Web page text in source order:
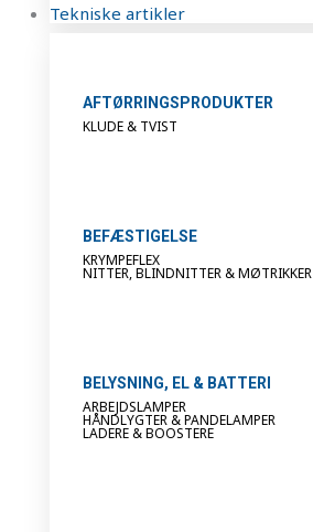
Tekniske artikler
AFTØRRINGSPRODUKTER
KLUDE & TVIST
BEFÆSTIGELSE
KRYMPEFLEX
NITTER, BLINDNITTER & MØTRIKKER
BELYSNING, EL & BATTERI
ARBEJDSLAMPER
HÅNDLYGTER & PANDELAMPER
LADERE & BOOSTERE